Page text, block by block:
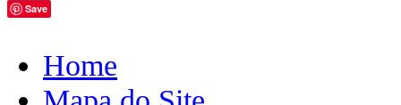
Save
Home